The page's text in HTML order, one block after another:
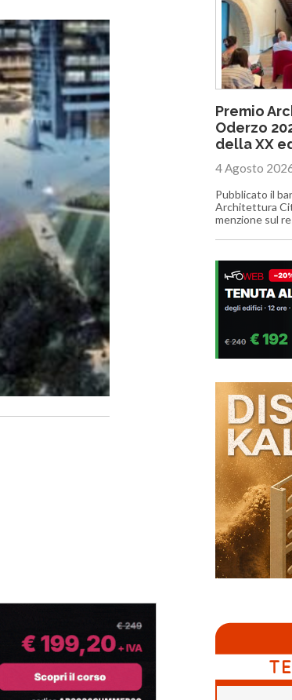
Premio
Oderzo
della XX
4 Agosto
Pubblicato il
Architettura
menzione sul